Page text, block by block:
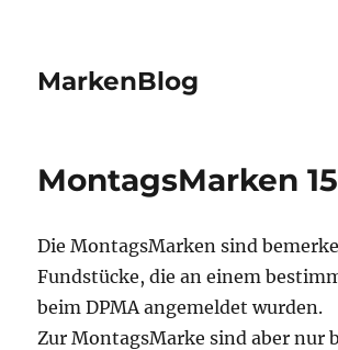
MarkenBlog
MontagsMarken
Die MontagsMarken sind
Fundstücke, die an einem
beim DPMA angemeldet wurden.
Zur MontagsMarke sind aber nur